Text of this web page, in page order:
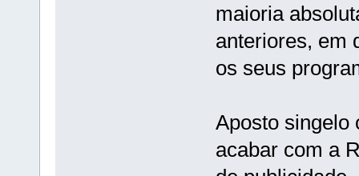
maioria
anteriores, em
os seus
Aposto singelo
acabar com a